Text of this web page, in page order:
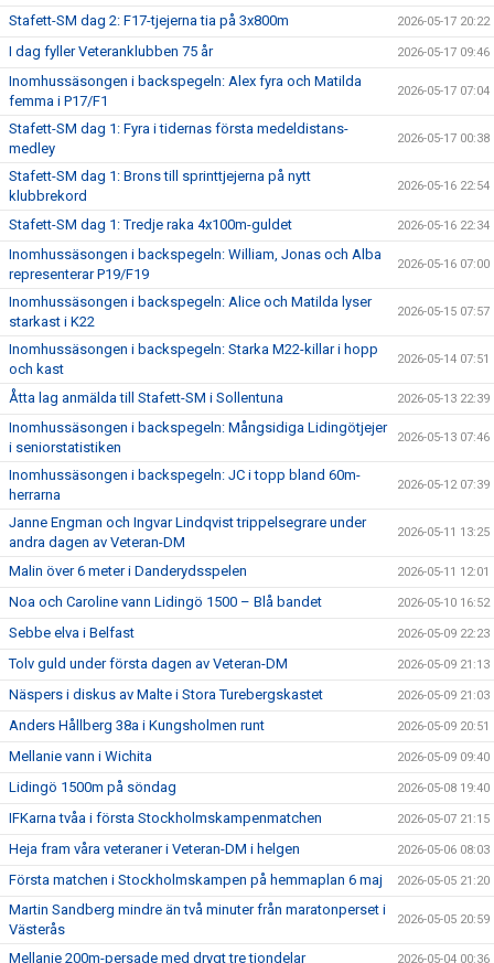
Stafett-SM dag 2: F17-tjejerna tia på 3x800m 2026-05-17 20:22
I dag fyller Veteranklubben 75 år 2026-05-17 09:46
Inomhussäsongen i backspegeln: Alex fyra och Matilda
femma i P17/F1
2026-05-17 07:04
Stafett-SM dag 1: Fyra i tidernas första medeldistans-
medley
2026-05-17 00:38
Stafett-SM dag 1: Brons till sprinttjejerna på nytt
klubbrekord
2026-05-16 22:54
Stafett-SM dag 1: Tredje raka 4x100m-guldet 2026-05-16 22:34
Inomhussäsongen i backspegeln: William, Jonas och Alba
representerar P19/F19
2026-05-16 07:00
Inomhussäsongen i backspegeln: Alice och Matilda lyser
starkast i K22
2026-05-15 07:57
Inomhussäsongen i backspegeln: Starka M22-killar i hopp
och kast
2026-05-14 07:51
Åtta lag anmälda till Stafett-SM i Sollentuna 2026-05-13 22:39
Inomhussäsongen i backspegeln: Mångsidiga Lidingötjejer
i seniorstatistiken
2026-05-13 07:46
Inomhussäsongen i backspegeln: JC i topp bland 60m-
herrarna
2026-05-12 07:39
Janne Engman och Ingvar Lindqvist trippelsegrare under
andra dagen av Veteran-DM
2026-05-11 13:25
Malin över 6 meter i Danderydsspelen 2026-05-11 12:01
Noa och Caroline vann Lidingö 1500 – Blå bandet 2026-05-10 16:52
Sebbe elva i Belfast 2026-05-09 22:23
Tolv guld under första dagen av Veteran-DM 2026-05-09 21:13
Näspers i diskus av Malte i Stora Turebergskastet 2026-05-09 21:03
Anders Hållberg 38a i Kungsholmen runt 2026-05-09 20:51
Mellanie vann i Wichita 2026-05-09 09:40
Lidingö 1500m på söndag 2026-05-08 19:40
IFKarna tvåa i första Stockholmskampenmatchen 2026-05-07 21:15
Heja fram våra veteraner i Veteran-DM i helgen 2026-05-06 08:03
Första matchen i Stockholmskampen på hemmaplan 6 maj 2026-05-05 21:20
Martin Sandberg mindre än två minuter från maratonperset i
Västerås
2026-05-05 20:59
Mellanie 200m-persade med drygt tre tiondelar 2026-05-04 00:36